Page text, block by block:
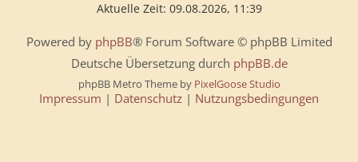
Aktuelle Zeit: 09.08.2026, 11:39
Powered by phpBB® Forum Software © phpBB Limited
Deutsche Übersetzung durch phpBB.de
phpBB Metro Theme by PixelGoose Studio
Impressum | Datenschutz | Nutzungsbedingungen